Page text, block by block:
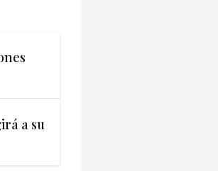
a su